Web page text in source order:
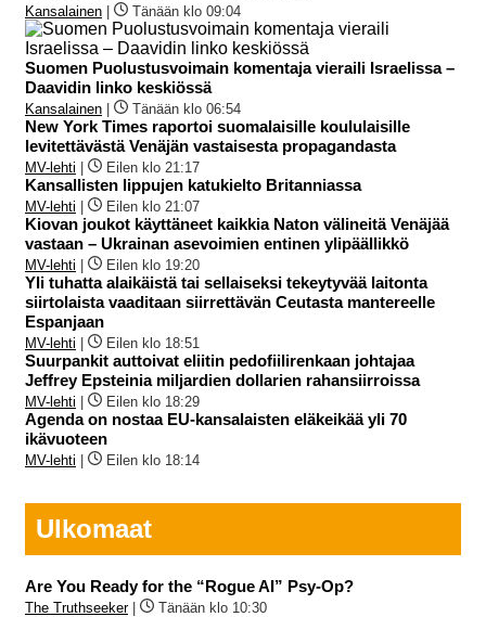
Kansalainen Tänään klo 09:04
Suomen Puolustusvoimain komentaja vieraili Israelissa –
Daavidin linko keskiössä
Kansalainen Tänään klo 06:54
New York Times raportoi suomalaisille koululaisille
levitettävästä Venäjän vastaisesta propagandasta
MV-lehti Eilen klo 21:17
Kansallisten lippujen katukielto Britanniassa
MV-lehti Eilen klo 21:07
Kiovan joukot käyttäneet kaikkia Naton välineitä Venäjää
vastaan – Ukrainan asevoimien entinen ylipäällikkö
MV-lehti Eilen klo 19:20
Yli tuhatta alaikäistä tai sellaiseksi tekeytyvää laitonta
siirtolaista vaaditaan siirrettävän Ceutasta mantereelle
Espanjaan
MV-lehti Eilen klo 18:51
Suurpankit auttoivat eliitin pedofiilirenkaan johtajaa
Jeffrey Epsteinia miljardien dollarien rahansiirroissa
MV-lehti Eilen klo 18:29
Agenda on nostaa EU-kansalaisten eläkeikää yli 70
ikävuoteen
MV-lehti Eilen klo 18:14
Ulkomaat
Are You Ready for the “Rogue AI” Psy-Op?
The Truthseeker| Tänään klo 10:30